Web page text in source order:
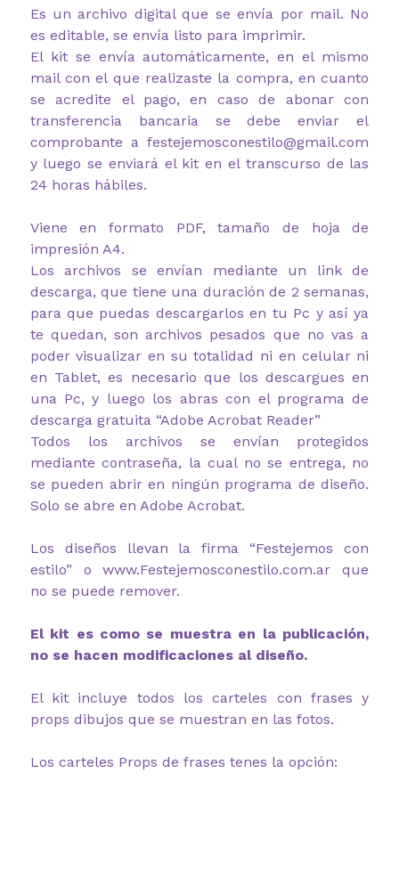
Es un archivo digital que se envía por mail. No
es editable, se envía listo para imprimir.
El kit se envía automáticamente, en el mismo
mail con el que realizaste la compra, en cuanto
se acredite el pago, en caso de abonar con
transferencia bancaria se debe enviar el
comprobante a festejemosconestilo@gmail.com
y luego se enviará el kit en el transcurso de las
24 horas hábiles.
Viene en formato PDF, tamaño de hoja de
impresión A4.
Los archivos se envían mediante un link de
descarga, que tiene una duración de 2 semanas,
para que puedas descargarlos en tu Pc y así ya
te quedan, son archivos pesados que no vas a
poder visualizar en su totalidad ni en celular ni
en Tablet, es necesario que los descargues en
una Pc, y luego los abras con el programa de
descarga gratuita “Adobe Acrobat Reader”
Todos los archivos se envían protegidos
mediante contraseña, la cual no se entrega, no
se pueden abrir en ningún programa de diseño.
Solo se abre en Adobe Acrobat.
Los diseños llevan la firma “Festejemos con
estilo” o www.Festejemosconestilo.com.ar que
no se puede remover.
El kit es como se muestra en la publicación,
no se hacen modificaciones al diseño.
El kit incluye todos los carteles con frases y
props dibujos que se muestran en las fotos.
Los carteles Props de frases tenes la opción: